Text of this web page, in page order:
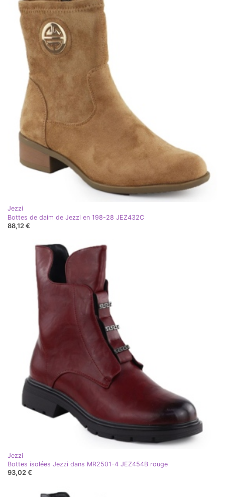
Jezzi
Bottes de daim de Jezzi en 198-28 JEZ432C
88,12 €
Jezzi
Bottes isolées Jezzi dans MR2501-4 JEZ454B rouge
93,02 €